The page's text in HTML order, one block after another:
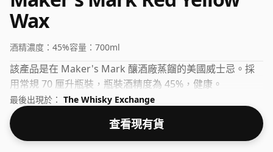
Wax
酒精濃度： 45%容量： 700ml
該產品是在 Maker's Mark 釀酒廠蒸餾的美國威士忌。採
用常規 70 厘升瓶裝，瓶裝酒精度為 45%，健康。
最後出現於： The Whisky Exchange
查看現有貨